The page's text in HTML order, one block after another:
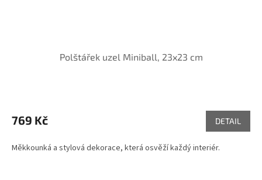
Polštářek uzel Miniball, 23x23 cm
769 Kč DETAIL
Měkkounká a stylová dekorace, která osvěží každý interiér.